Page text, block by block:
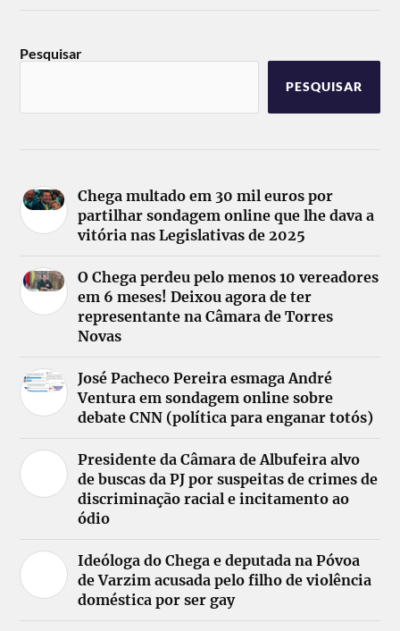
Pesquisar
PESQUISAR
Chega multado em 30 mil euros por
partilhar sondagem online que lhe dava a
vitória nas Legislativas de 2025
O Chega perdeu pelo menos 10 vereadores
em 6 meses! Deixou agora de ter
representante na Câmara de Torres
Novas
José Pacheco Pereira esmaga André
Ventura em sondagem online sobre
debate CNN (política para enganar totós)
Presidente da Câmara de Albufeira alvo
de buscas da PJ por suspeitas de crimes de
discriminação racial e incitamento ao
ódio
Ideóloga do Chega e deputada na Póvoa
de Varzim acusada pelo filho de violência
doméstica por ser gay